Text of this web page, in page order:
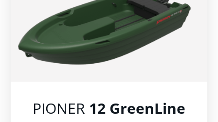
PIONER 12 GreenLine